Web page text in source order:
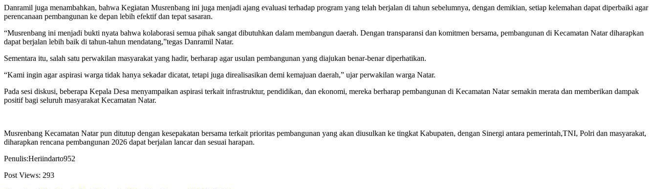
Danramil juga menambahkan, bahwa Kegiatan Musrenbang ini juga menjadi ajang evaluasi terhadap program yang telah berjalan di tahun sebelumnya, dengan demikian, setiap kelemahan dapat diperbaiki agar
perencanaan pembangunan ke depan lebih efektif dan tepat sasaran.
“Musrenbang ini menjadi bukti nyata bahwa kolaborasi semua pihak sangat dibutuhkan dalam membangun daerah. Dengan transparansi dan komitmen bersama, pembangunan di Kecamatan Natar diharapkan
dapat berjalan lebih baik di tahun-tahun mendatang,”tegas Danramil Natar.
Sementara itu, salah satu perwakilan masyarakat yang hadir, berharap agar usulan pembangunan yang diajukan benar-benar diperhatikan.
“Kami ingin agar aspirasi warga tidak hanya sekadar dicatat, tetapi juga direalisasikan demi kemajuan daerah,” ujar perwakilan warga Natar.
Pada sesi diskusi, beberapa Kepala Desa menyampaikan aspirasi terkait infrastruktur, pendidikan, dan ekonomi, mereka berharap pembangunan di Kecamatan Natar semakin merata dan memberikan dampak
positif bagi seluruh masyarakat Kecamatan Natar.
Musrenbang Kecamatan Natar pun ditutup dengan kesepakatan bersama terkait prioritas pembangunan yang akan diusulkan ke tingkat Kabupaten, dengan Sinergi antara pemerintah,TNI, Polri dan masyarakat,
diharapkan rencana pembangunan 2026 dapat berjalan lancar dan sesuai harapan.
Penulis:Heriindarto952
Post Views: 293